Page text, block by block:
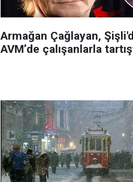
Armağan Çağlayan,
AVM’de çalışanlarla